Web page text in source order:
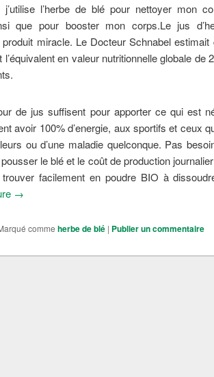
j’utilise l’herbe de blé pour nettoyer mon
que pour booster mon corps.Le jus
miracle. Le Docteur Schnabel estimait
en valeur nutritionnelle globale de
de jus suffisent pour apporter ce qui est
avoir 100% d’energie, aux sportifs et ceux
ou d’une maladie quelconque. Pas
le blé et le coût de production
facilement en poudre BIO à
Tous les bienfaits de l’herbe de blé
→
comme herbe de blé | Publier un commentaire